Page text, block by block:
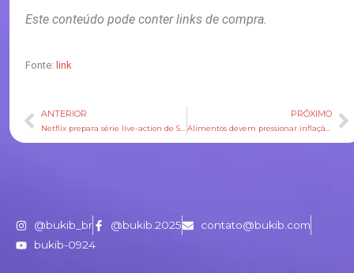
Este conteúdo pode conter links de compra.
Fonte: link
Anterior
ANTERIOR PRÓXIMO
@bukib_br @bukib.2025
contato@bukib.com
bukib-0924